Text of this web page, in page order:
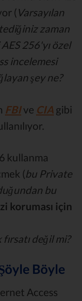
( Varsayılan
zaman
256'yı özel
incelemesi
şey ne?
FBI ve CIA gibi
kullanma
(bu Private
bu
koruması için
değil mi?
Böyle
Access